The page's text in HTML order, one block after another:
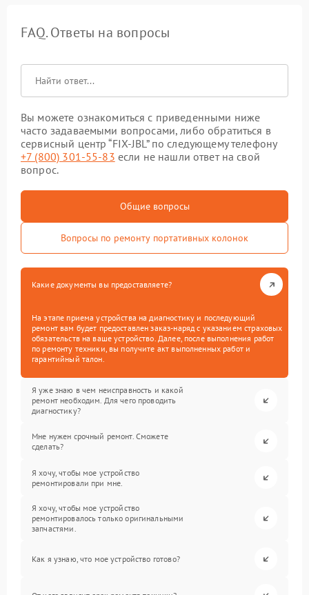
FAQ. Ответы на вопросы
Вы можете ознакомиться с приведенными ниже
часто задаваемыми вопросами, либо обратиться в
сервисный центр “FIX-JBL” по следующему телефону
+7 (800) 301-55-83 если не нашли ответ на свой
вопрос.
Общие вопросы
Вопросы по ремонту портативных колонок
Какие документы вы предоставляете?
На этапе приема устройства на диагностику и последующий
ремонт вам будет предоставлен заказ-наряд с указанием страховых
обязательств на ваше устройство. Далее, после выполнения работ
по ремонту техники, вы получите акт выполненных работ и
гарантийный талон.
Я уже знаю в чем неисправность и какой
ремонт необходим. Для чего проводить
диагностику?
Мне нужен срочный ремонт. Сможете
сделать?
Я хочу, чтобы мое устройство
ремонтировали при мне.
Я хочу, чтобы мое устройство
ремонтировалось только оригинальными
запчастями.
Как я узнаю, что мое устройство готово?